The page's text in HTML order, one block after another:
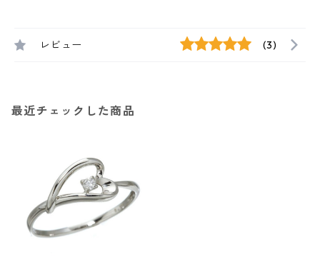
レビュー (3)
最近チェックした商品